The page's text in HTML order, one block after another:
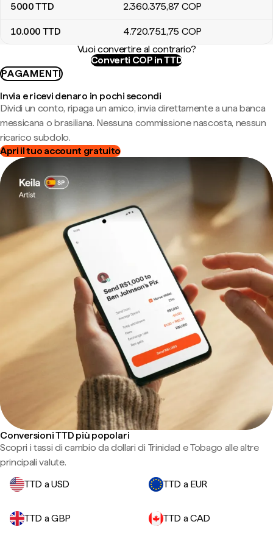
5000TTD 2.360.375,87 COP
10.000 TTD 4.720.751,75 COP
Vuoi convertire al contrario?
Converti COP in TTD
PAGAMENTI
Invia e ricevi denaro in pochi secondi
Dividi un conto, ripaga un amico, invia direttamente a una banca
messicana o brasiliana. Nessuna commissione nascosta, nessun
ricarico subdolo.
Apri il tuo account gratuito
Conversioni TTD più popolari
Scopri i tassi di cambio da dollari di Trinidad e Tobago alle altre
principali valute.
TTD a USD
TTD a EUR
TTD a GBP TTD a CAD